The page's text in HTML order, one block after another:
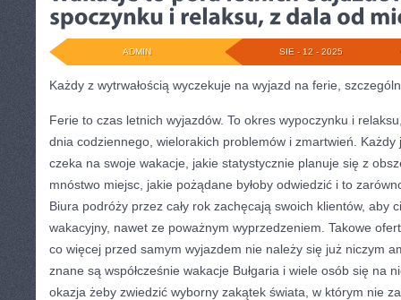
SIE - 12 - 2025
ADMIN
Każdy z wytrwałością wyczekuje na wyjazd na ferie,
Ferie to czas letnich wyjazdów. To okres wypoczynku i
dnia codziennego, wielorakich problemów i zmartwień. Każdy
czeka na swoje wakacje, jakie statystycznie planuje się z
mnóstwo miejsc, jakie pożądane byłoby odwiedzić i to
Biura podróży przez cały rok zachęcają swoich klientów, aby
wakacyjny, nawet ze poważnym wyprzedzeniem. Takowe
co więcej przed samym wyjazdem nie należy się już niczym
znane są współcześnie wakacje Bułgaria i wiele osób się na
okazja żeby zwiedzić wyborny zakątek świata, w którym nie